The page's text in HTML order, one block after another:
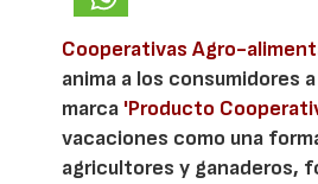
Cooperativas Agro-
anima a los consumidores
marca 'Producto
vacaciones como una
agricultores y ganaderos,